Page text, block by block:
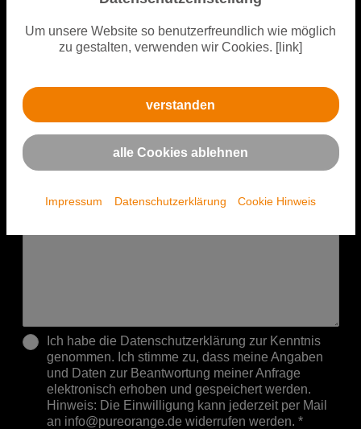
Ganz normaler Kunde Reseller
Ich habe die Datenschutzerklärung zur Kenntnis
genommen. Ich stimme zu, dass meine Angaben
und Daten zur Beantwortung meiner Anfrage
elektronisch erhoben und gespeichert werden.
Hinweis: Die Einwilligung kann jederzeit per Mail
an info@pureorange.de widerrufen werden. *
Um unsere Website so benutzerfreundlich wie möglich
zu gestalten, verwenden wir Cookies. [link]
verstanden
alle Cookies ablehnen
Impressum Datenschutzerklärung Cookie Hinweis